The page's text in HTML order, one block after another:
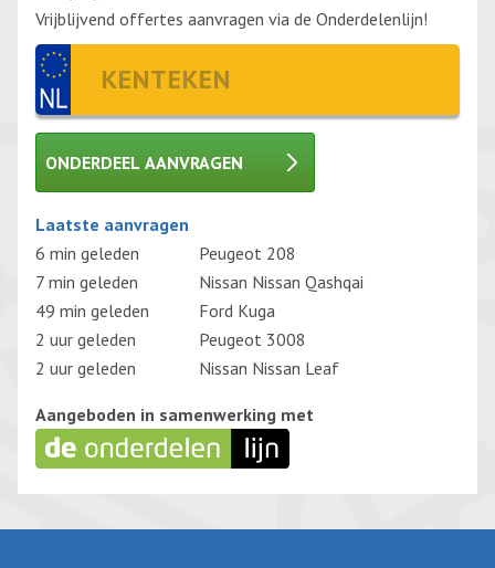
Vrijblijvend offertes aanvragen via de Onderdelenlijn!
ONDERDEEL AANVRAGEN
Gelieve dit veld leeg te laten.
Laatste aanvragen
6 min geleden
Peugeot 208
7 min geleden
Nissan Nissan Qashqai
49 min geleden
Ford Kuga
2 uur geleden
Peugeot 3008
2 uur geleden
Nissan Nissan Leaf
Aangeboden in samenwerking met